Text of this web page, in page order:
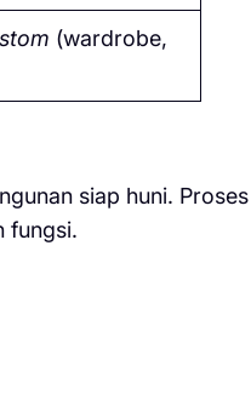
(wardrobe,
siap huni. Proses
fungsi.